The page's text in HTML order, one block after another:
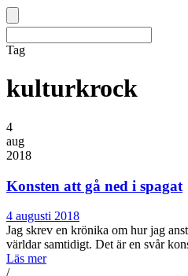
Tag
kulturkrock
4
aug
2018
Konsten att gå ned i spagat
4 augusti 2018
Jag skrev en krönika om hur jag
världar samtidigt. Det är en svår
Läs mer
/